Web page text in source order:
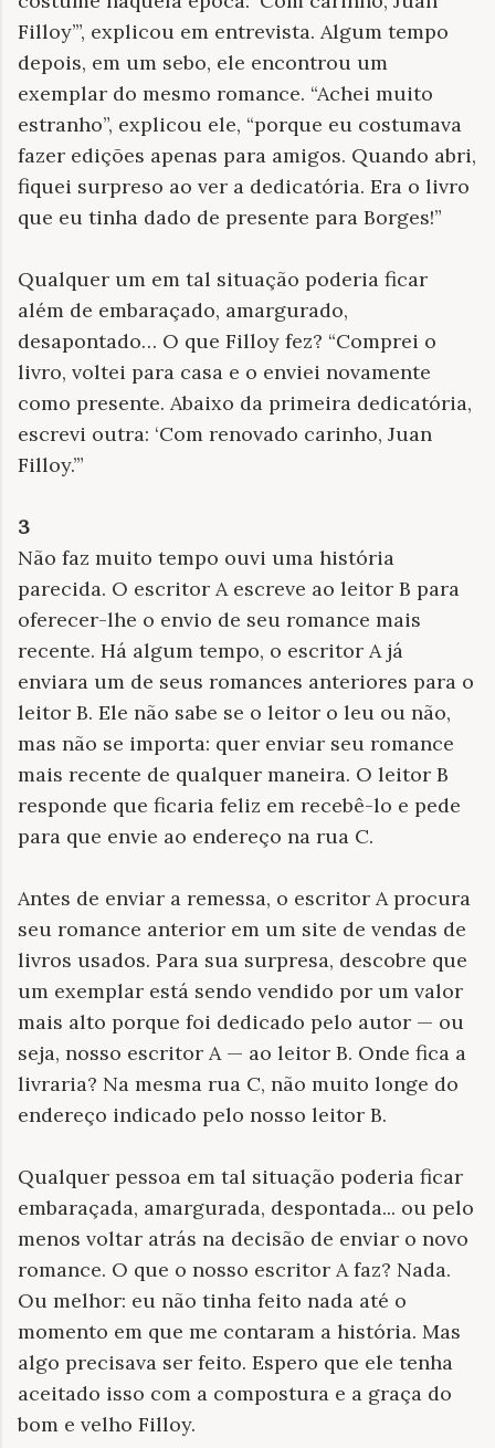
Filloy’”, explicou em entrevista. Algum tempo
depois, em um sebo, ele encontrou um
exemplar do mesmo romance. “Achei muito
estranho”, explicou ele, “porque eu costumava
fazer edições apenas para amigos. Quando abri,
fiquei surpreso ao ver a dedicatória. Era o livro
que eu tinha dado de presente para Borges!”
Qualquer um em tal situação poderia ficar
além de embaraçado, amargurado,
desapontado… O que Filloy fez? “Comprei o
livro, voltei para casa e o enviei novamente
como presente. Abaixo da primeira dedicatória,
escrevi outra: ‘Com renovado carinho, Juan
Filloy.’”
3
Não faz muito tempo ouvi uma história
parecida. O escritor A escreve ao leitor B para
oferecer-lhe o envio de seu romance mais
recente. Há algum tempo, o escritor A já
enviara um de seus romances anteriores para o
leitor B. Ele não sabe se o leitor o leu ou não,
mas não se importa: quer enviar seu romance
mais recente de qualquer maneira. O leitor B
responde que ficaria feliz em recebê-lo e pede
para que envie ao endereço na rua C.
Antes de enviar a remessa, o escritor A procura
seu romance anterior em um site de vendas de
livros usados. Para sua surpresa, descobre que
um exemplar está sendo vendido por um valor
mais alto porque foi dedicado pelo autor — ou
seja, nosso escritor A — ao leitor B. Onde fica a
livraria? Na mesma rua C, não muito longe do
endereço indicado pelo nosso leitor B.
Qualquer pessoa em tal situação poderia ficar
embaraçada, amargurada, despontada... ou pelo
menos voltar atrás na decisão de enviar o novo
romance. O que o nosso escritor A faz? Nada.
Ou melhor: eu não tinha feito nada até o
momento em que me contaram a história. Mas
algo precisava ser feito. Espero que ele tenha
aceitado isso com a compostura e a graça do
bom e velho Filloy.